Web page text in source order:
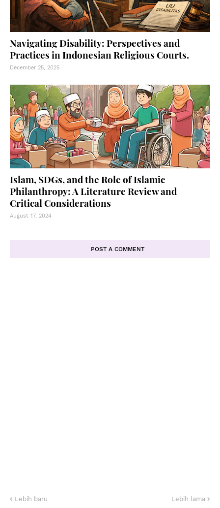
Navigating Disability: Perspectives and
Practices in Indonesian Religious Courts.
December 25, 2025
Islam, SDGs, and the Role of Islamic
Philanthropy: A Literature Review and
Critical Considerations
August 17, 2024
POST A COMMENT
Lebih baru Lebih lama